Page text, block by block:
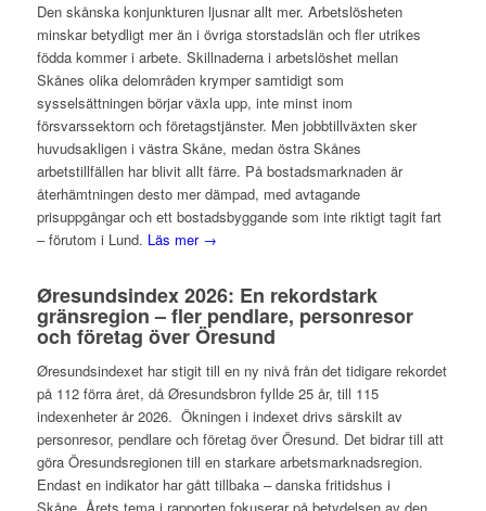
Den skånska konjunkturen ljusnar allt mer. Arbetslösheten
minskar betydligt mer än i övriga storstadslän och fler utrikes
födda kommer i arbete. Skillnaderna i arbetslöshet mellan
Skånes olika delområden krymper samtidigt som
sysselsättningen börjar växla upp, inte minst inom
försvarssektorn och företagstjänster. Men jobbtillväxten sker
huvudsakligen i västra Skåne, medan östra Skånes
arbetstillfällen har blivit allt färre. På bostadsmarknaden är
återhämtningen desto mer dämpad, med avtagande
prisuppgångar och ett bostadsbyggande som inte riktigt tagit fart
– förutom i Lund. Läs mer →
Øresundsindex 2026: En rekordstark
gränsregion – fler pendlare, personresor
och företag över Öresund
Øresundsindexet har stigit till en ny nivå från det tidigare rekordet
på 112 förra året, då Øresundsbron fyllde 25 år, till 115
indexenheter år 2026. Ökningen i indexet drivs särskilt av
personresor, pendlare och företag över Öresund. Det bidrar till att
göra Öresundsregionen till en starkare arbetsmarknadsregion.
Endast en indikator har gått tillbaka – danska fritidshus i